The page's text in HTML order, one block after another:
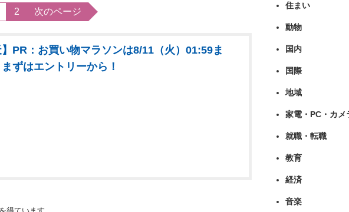
2 次のページ
】PR：お買い物マラソンは8/11（火）01:59ま
ずはエントリーから！
住まい
動物
国内
国際
地域
家電・PC・カメ
就職・転職
教育
経済
音楽